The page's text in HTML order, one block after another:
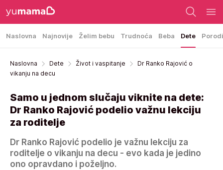
Naslovna Najnovije Želim bebu Trudnoća Beba Dete
Naslovna Dete Život i vaspitanje
Dr Ranko Rajović o
vikanju na decu
Samo u jednom slučaju viknite na dete:
Dr Ranko Rajović podelio važnu lekciju
za roditelje
Dr Ranko Rajović podelio je važnu lekciju za
roditelje o vikanju na decu - evo kada je jedino
ono opravdano i poželjno.